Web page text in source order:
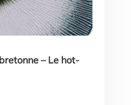
– Le hot-